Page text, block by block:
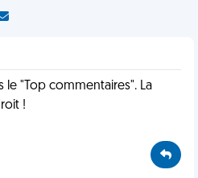
le "Top commentaires". La
!